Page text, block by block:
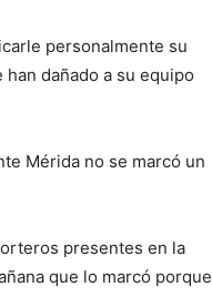
personalmente su
dañado a su equipo
Mérida no se marcó un
presentes en la
que lo marcó porque